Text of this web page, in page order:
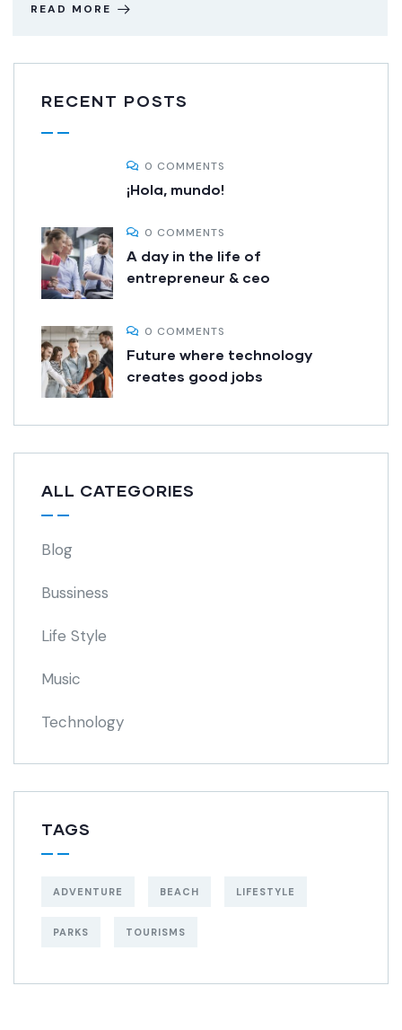
READ MORE
RECENT POSTS
0 COMMENTS
¡Hola, mundo!
0 COMMENTS
A day in the life of
entrepreneur & ceo
0 COMMENTS
Future where technology
creates good jobs
ALL CATEGORIES
Blog
Bussiness
Life Style
Music
Technology
TAGS
ADVENTURE BEACH LIFESTYLE
PARKS TOURISMS